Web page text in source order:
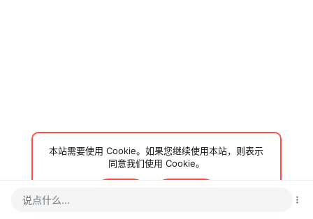
说点什么...
本站需要使用 Cookie。如果您继续使用本站，则表示
同意我们使用 Cookie。